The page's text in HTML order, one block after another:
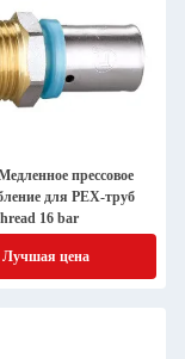
прессовое
для PEX-труб
16 bar
Лучшая цена